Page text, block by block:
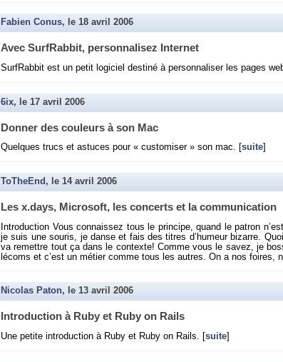
Fabien Conus, le 18 avril 2006
Avec Sur­fRab­bit, per­son­na­li­sez In­ter­net
Sur­fRab­bit est un petit lo­gi­ciel des­tiné à per­son­na­li­ser les pages
6ix, le 17 avril 2006
Don­ner des cou­leurs à son Mac
Quelques trucs et as­tuces pour « cus­to­mi­ser » son mac. [ suite
ToTheEnd , le 14 avril 2006
Les x.​days, Mi­cro­soft, les concerts et la com­mu­ni­ca­tion
In­tro­duc­tion Vous connais­sez tous le prin­cipe, quand le pa­tron
je suis une sou­ris, je danse et fais des titres d’hu­meur bi­zarre.
va re­mettre tout ça dans le contexte! Comme vous le savez, je
lé­coms et c’est un mé­tier comme tous les autres. On a nos foires,
Nicolas Paton, le 13 avril 2006
In­tro­duc­tion à Ruby et Ruby on Rails
Une pe­tite in­tro­duc­tion à Ruby et Ruby on Rails. [suite]